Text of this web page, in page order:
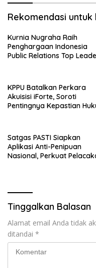
Rekomendasi untuk
Kurnia Nugraha Raih
Penghargaan Indonesia
Public Relations Top
KPPU Batalkan Perkara
Akuisisi iForte, Soroti
Pentingnya Kepastian
Satgas PASTI Siapkan
Aplikasi Anti-Penipuan
Nasional, Perkuat
Tinggalkan Balasan
Alamat email Anda tidak
ditandai *